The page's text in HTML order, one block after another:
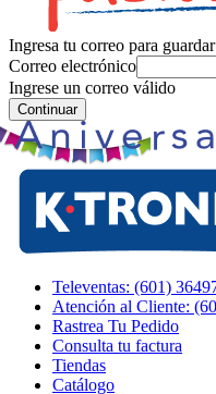
Ingresa tu correo para
Correo electrónico
Ingrese un correo válido
Continuar
Televentas: (601)
Atención al Cliente:
Rastrea Tu Pedido
Consulta tu factura
Tiendas
Catálogo